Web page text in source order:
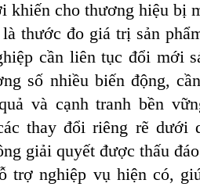
khiến cho thương hiệu bị
thước đo giá trị sản
cần liên tục đổi mới
số nhiều biến động,
và cạnh tranh bền
thay đổi riêng rẽ dưới
giải quyết được thấu
trợ nghiệp vụ hiện có,